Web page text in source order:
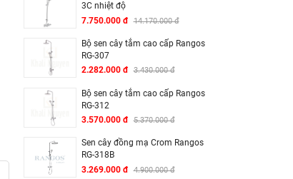
3C nhiệt độ
7.750.000 đ 14.170.000 đ
Bộ sen cây tắm cao cấp Rangos
RG-307
2.282.000 đ 3.430.000 đ
Bộ sen cây tắm cao cấp Rangos
RG-312
3.570.000 đ 5.370.000 đ
Sen cây đồng mạ Crom Rangos
RG-318B
3.269.000 đ 4.900.000 đ